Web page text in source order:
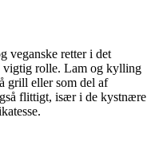
veganske retter i det
vigtig rolle. Lam og kylling
grill eller som del af
flittigt, især i de kystnære